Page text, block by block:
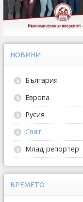
НОВИНИ
България
Европа
Русия
Свят
Млад репортер
ВРЕМЕТО